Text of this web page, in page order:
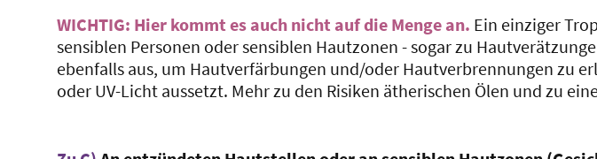
WICHTIG: Hier kommt es auch nicht auf die Menge an. Ein einziger
sensiblen Personen oder sensiblen Hautzonen - sogar zu
ebenfalls aus, um Hautverfärbungen und/oder Hautverbrennungen zu
oder UV-Licht aussetzt. Mehr zu den Risiken ätherischen Ölen und zu